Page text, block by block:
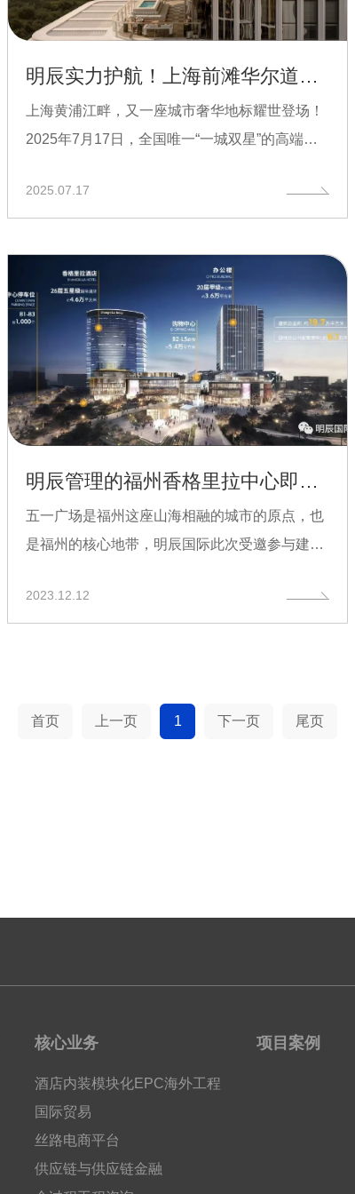
明辰实力护航！上海前滩华尔道夫酒店圆满竣工验收，共启奢华新篇
上海黄浦江畔，又一座城市奢华地标耀世登场！
2025年7月17日，全国唯一“一城双星”的高端酒
2025.07.17
明辰管理的福州香格里拉中心即将盛大开业！
五一广场是福州这座山海相融的城市的原点，也
是福州的核心地带，明辰国际此次受邀参与建设
2023.12.12
首页 上一页 1 下一页 尾页
核心业务
酒店内装模块化EPC海外工程
国际贸易
丝路电商平台
供应链与供应链金融
项目案例